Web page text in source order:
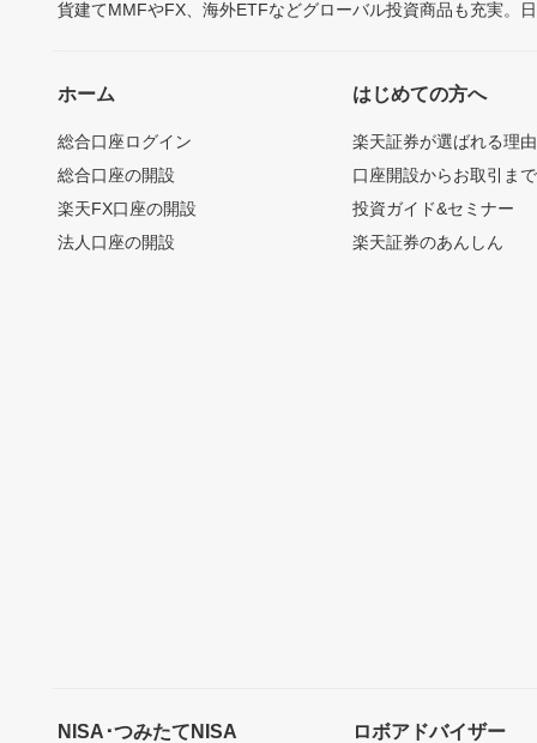
貨建てMMFやFX、海外ETFなどグローバル投資商品も充実。
ホーム
総合口座ログイン
総合口座の開設
楽天FX口座の開設
法人口座の開設
はじめての方へ
楽天証券が選ばれる理由
口座開設からお取引ま
投資ガイド&セミナー
楽天証券のあんしん
NISA･つみたてNISA ロボアドバイザー